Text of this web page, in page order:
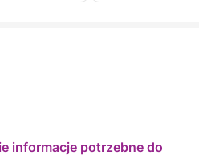
informacje potrzebne do